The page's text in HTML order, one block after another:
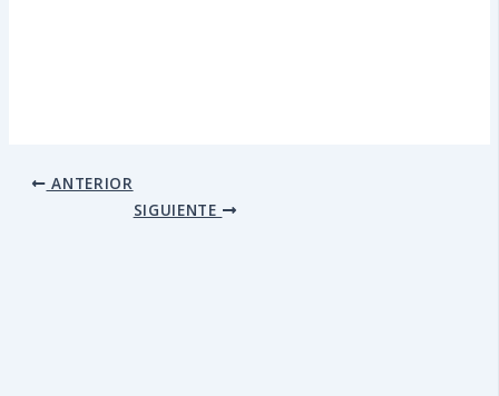
ANTERIOR
SIGUIENTE